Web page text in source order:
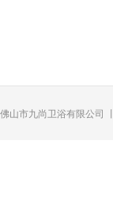
佛山市九尚卫浴有限公司